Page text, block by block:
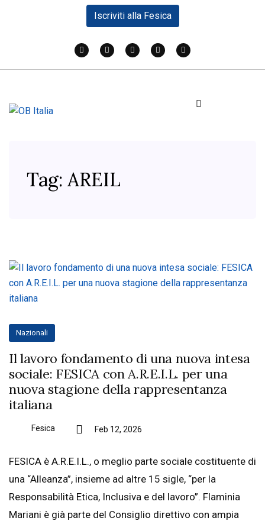
Iscriviti alla Fesica
Tag: AREIL
Nazionali
Il lavoro fondamento di una nuova intesa
sociale: FESICA con A.R.E.I.L. per una
nuova stagione della rappresentanza
italiana
Fesica Feb 12, 2026
FESICA è A.R.E.I.L., o meglio parte sociale costituente di
una “Alleanza”, insieme ad altre 15 sigle, “per la
Responsabilità Etica, Inclusiva e del lavoro”. Flaminia
Mariani è già parte del Consiglio direttivo con ampia